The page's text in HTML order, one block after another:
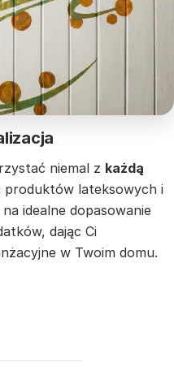
niemal z każdą
produktów lateksowych i
idealne dopasowanie
dając Ci
w Twoim domu.